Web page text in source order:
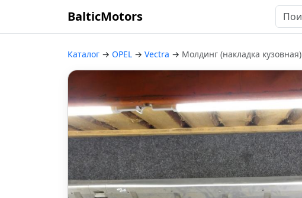
BalticMotors
Каталог → OPEL → Vectra → Молдинг (накладка кузовная)